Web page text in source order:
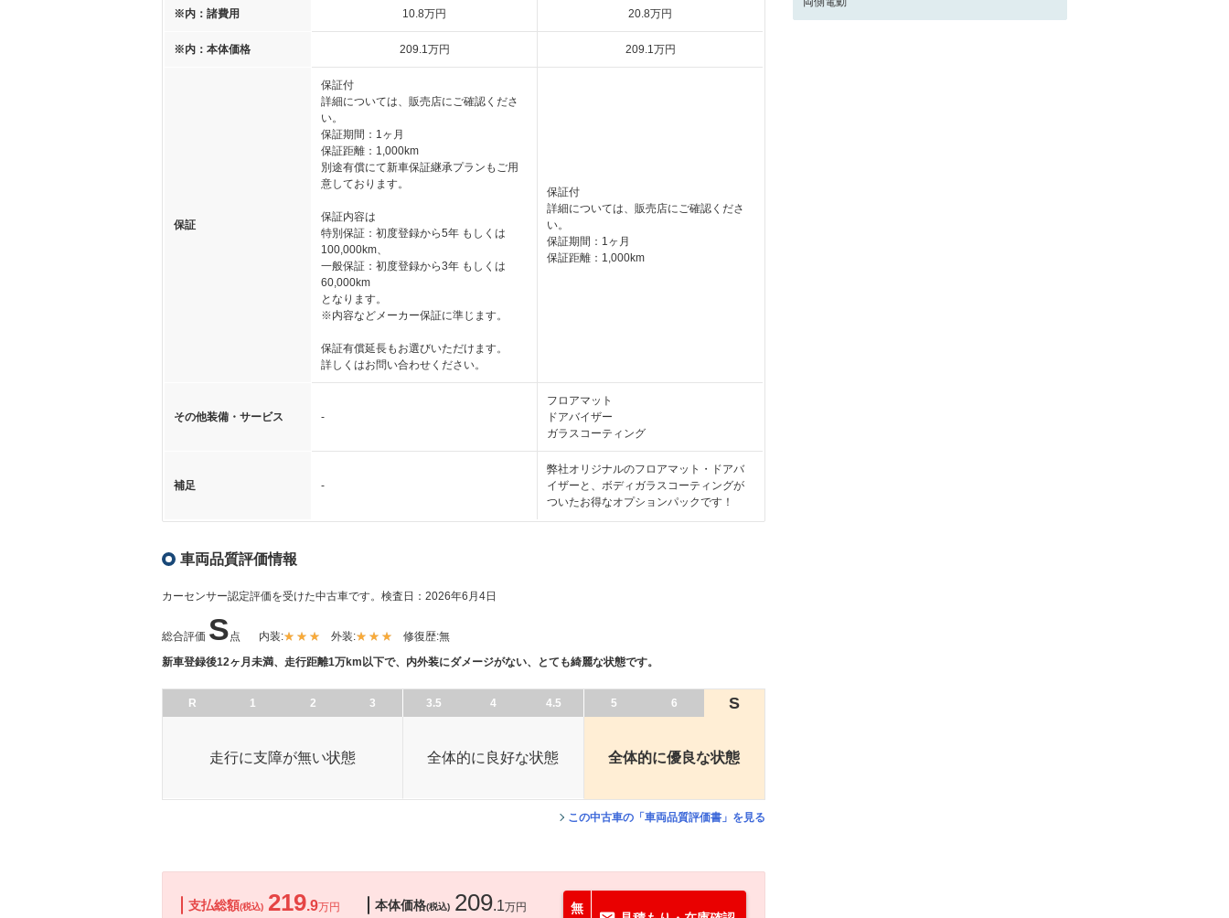
※内：諸費用 10.8万円 20.8万円
※内：本体価格 209.1万円 209.1万円
保証
保証付
詳細については、販売店にご確認くださ
い。
保証期間：1ヶ月
保証距離：1,000km
別途有償にて新車保証継承プランもご用
意しております。
保証内容は
特別保証：初度登録から5年 もしくは
100,000km、
一般保証：初度登録から3年 もしくは
60,000km
となります。
※内容などメーカー保証に準じます。
保証有償延長もお選びいただけます。
詳しくはお問い合わせください。
保証付
詳細については、販売店にご確認くださ
い。
保証期間：1ヶ月
保証距離：1,000km
その他装備・サービス -
フロアマット
ドアバイザー
ガラスコーティング
補足 -
弊社オリジナルのフロアマット・ドアバ
イザーと、ボディガラスコーティングが
ついたお得なオプションパックです！
車両品質評価情報
カーセンサー認定評価を受けた中古車です。 検査日：2026年6月4日
総合評価 S点 内装: 外装: 修復歴:無
新車登録後12ヶ月未満、走行距離1万km以下で、内外装にダメージがない、とても綺麗な状態です。
R 1 2 3 3.5 4 4.5 5 6 S
走行に支障が無い状態 全体的に良好な状態 全体的に優良な状態
この中古車の「車両品質評価書」を見る
支払総額(税込) 219.9万円
本体価格(税込) 209.1万円 無